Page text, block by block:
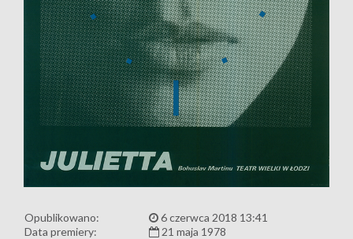
Opublikowano:
6 czerwca 2018 13:41
Data premiery:
21 maja 1978